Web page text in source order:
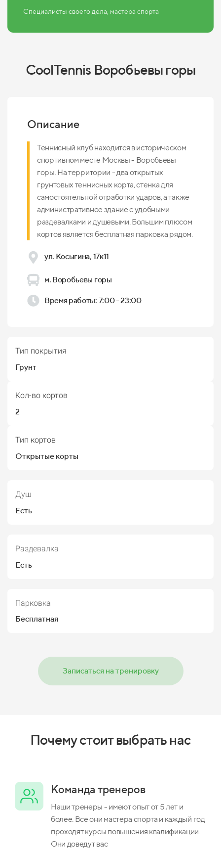
Специалисты своего дела, мастера спорта
CoolTennis Воробьевы горы
Описание
Теннисный клуб находится в историческом
спортивном месте Москвы - Воробьевы
горы. На территории - два открытых
грунтовых теннисных корта, стенка для
самостоятельной отработки ударов, а также
административное здание с удобными
раздевалками и душевыми. Большим плюсом
кортов является бесплатная парковка рядом.
ул. Косыгина, 17к11
м. Воробьевы горы
Время работы: 7:00 - 23:00
Тип покрытия
Грунт
Кол-во кортов
2
Тип кортов
Открытые корты
Душ
Есть
Раздевалка
Есть
Парковка
Бесплатная
Записаться на тренировку
Почему стоит выбрать нас
Команда тренеров
Наши тренеры - имеют опыт от 5 лет и
более. Все они мастера спорта и каждый год
проходят курсы повышения квалификации.
Они доведут вас